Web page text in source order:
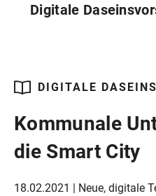
Digitale
DIGITALE
Kommunale
die Smart City
18.02.2021 | Neue, digitale